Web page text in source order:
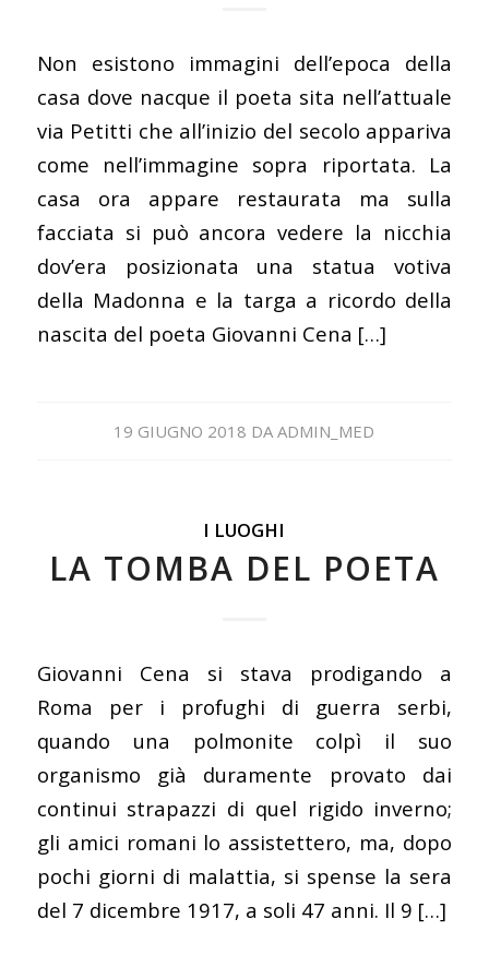
Non esistono immagini dell’epoca della
casa dove nacque il poeta sita nell’attuale
via Petitti che all’inizio del secolo appariva
come nell’immagine sopra riportata. La
casa ora appare restaurata ma sulla
facciata si può ancora vedere la nicchia
dov’era posizionata una statua votiva
della Madonna e la targa a ricordo della
nascita del poeta Giovanni Cena […]
19 GIUGNO 2018 DAADMIN_MED
I LUOGHI
LA TOMBA DEL POETA
Giovanni Cena si stava prodigando a
Roma per i profughi di guerra serbi,
quando una polmonite colpì il suo
organismo già duramente provato dai
continui strapazzi di quel rigido inverno;
gli amici romani lo assistettero, ma, dopo
pochi giorni di malattia, si spense la sera
del 7 dicembre 1917, a soli 47 anni. Il 9 […]